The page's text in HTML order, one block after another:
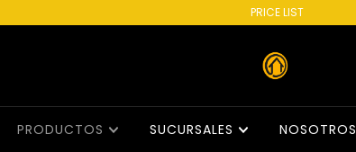
PRICE LIST
PRODUCTOS SUCURSALES NOSOTROS